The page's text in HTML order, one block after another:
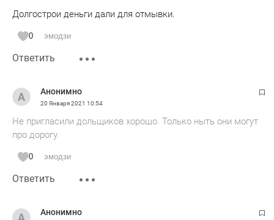
Долгострои деньги дали для отмывки.
0 эмодзи
Ответить
Анонимно
20 Января 2021 10:54
Не пригласили дольщиков хорошо. Только ныть они могут
про дорогу.
0 эмодзи
Ответить
Анонимно